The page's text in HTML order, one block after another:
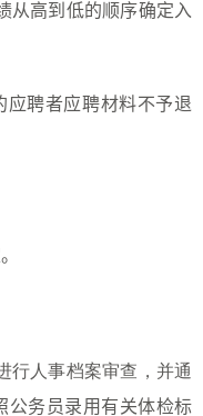
从高到低的顺序确定入
应聘者应聘材料不予退
行人事档案审查，并通
公务员录用有关体检标